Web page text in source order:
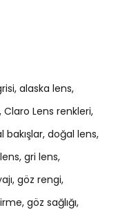
alaska lens
Claro Lens renkleri
bakışlar doğal lens
gri lens
göz rengi
göz sağlığı